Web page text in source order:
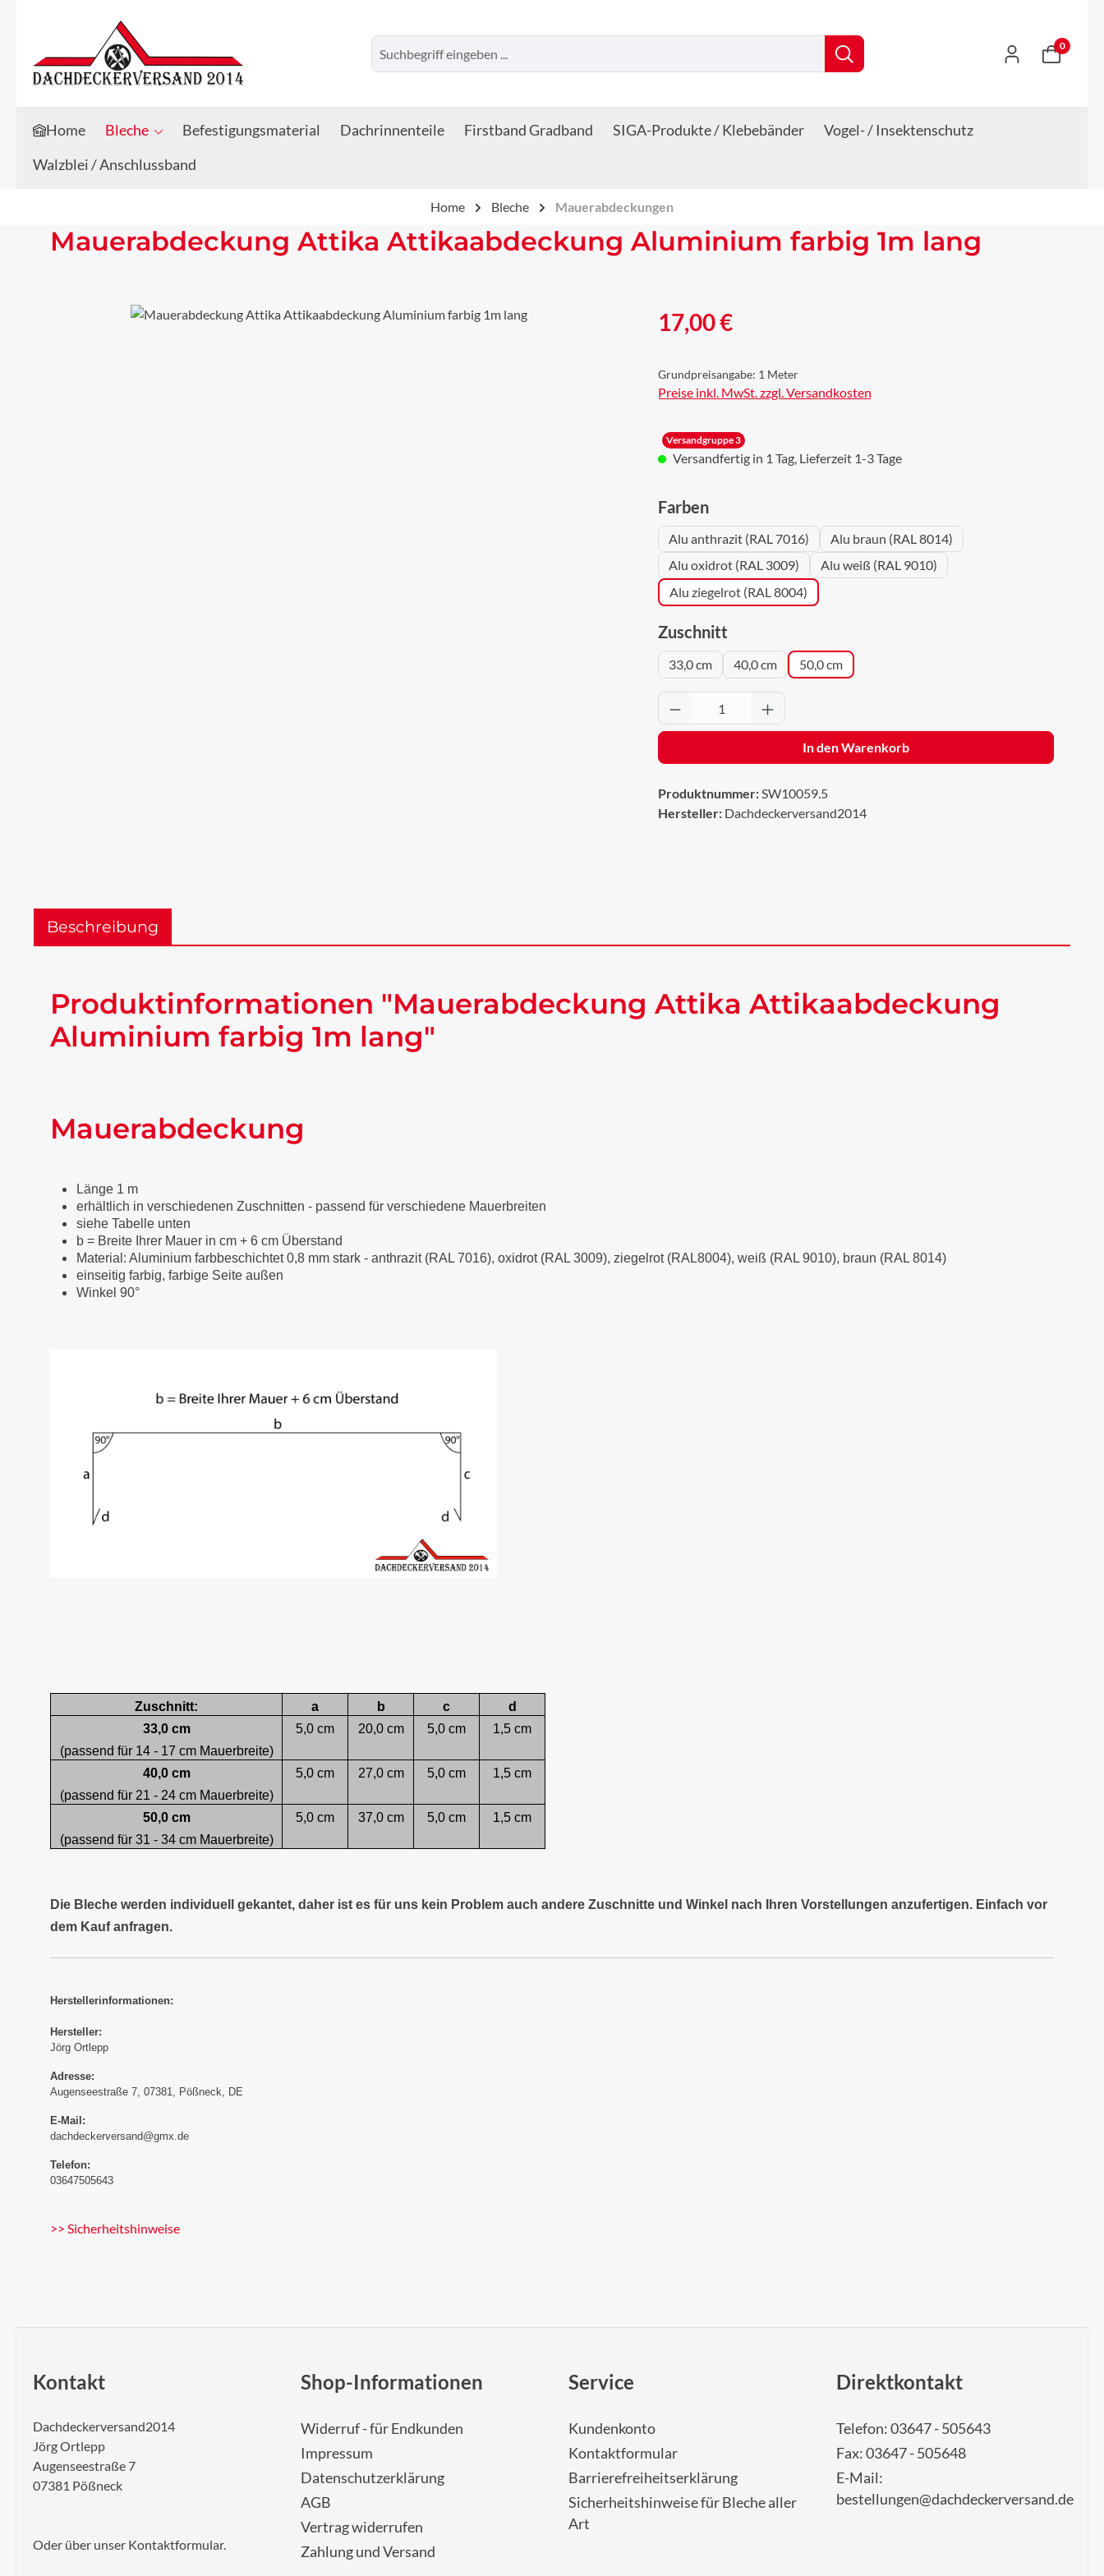
Zum Hauptinhalt springen
Zur Suche springen
0
Home Bleche Befestigungsmaterial Dachrinnenteile Firstband Gradband SIGA-Produkte / Klebebänder
Vogel- / Insektenschutz
Walzblei / Anschlussband
Home Bleche Mauerabdeckungen
Mauerabdeckung Attika Attikaabdeckung Aluminium farbig 1m lang
Bildergalerie überspringen Regulärer Preis:
17,00 €
Grundpreisangabe: 1 Meter
Preise inkl. MwSt. zzgl. Versandkosten
Versandgruppe 3
Versandfertig in 1 Tag, Lieferzeit 1-3 Tage
Farbenauswählen
Alu anthrazit (RAL 7016)
Alu braun (RAL 8014)
Alu oxidrot (RAL 3009)
Alu weiß (RAL 9010)
Alu ziegelrot (RAL 8004)
Zuschnittauswählen
33,0 cm 40,0 cm 50,0 cm
Produkt Anzahl: Gib den gewünschten Wert ein
In den Warenkorb
Produktnummer:SW10059.5
Hersteller: Dachdeckerversand2014
Beschreibung
Produktinformationen "Mauerabdeckung Attika Attikaabdeckung
Aluminium farbig 1m lang"
Mauerabdeckung
Länge 1 m
erhältlich in verschiedenen Zuschnitten - passend für verschiedene Mauerbreiten
siehe Tabelle unten
b = Breite Ihrer Mauer in cm + 6 cm Überstand
Material: Aluminium farbbeschichtet 0,8 mm stark - anthrazit (RAL 7016), oxidrot (RAL 3009), ziegelrot (RAL8004), weiß (RAL 9010), braun (RAL 8014)
einseitig farbig, farbige Seite außen
Winkel 90°
Zuschnitt: a b c
d
33,0 cm
5,0 cm 20,0 cm 5,0 cm
1,5 cm
(passend für 14 - 17 cm Mauerbreite)
40,0 cm
5,0 cm 27,0 cm 5,0 cm
1,5 cm
(passend für 21 - 24 cm Mauerbreite)
50,0 cm
5,0 cm 37,0 cm 5,0 cm
1,5 cm
(passend für 31 - 34 cm Mauerbreite)
Die Bleche werden individuell gekantet, daher ist es für uns kein Problem auch andere Zuschnitte und Winkel nach Ihren Vorstellungen anzufertigen. Einfach vor
dem Kauf anfragen.
Herstellerinformationen:
Hersteller:
Jörg Ortlepp
Adresse:
Augenseestraße 7, 07381, Pößneck, DE
E-Mail:
dachdeckerversand@gmx.de
Telefon:
03647505643
>> Sicherheitshinweise
Kontakt
Dachdeckerversand2014
Jörg Ortlepp
Augenseestraße 7
07381 Pößneck
Oder über unser Kontaktformular.
Shop-Informationen
Widerruf - für Endkunden
Impressum
Datenschutzerklärung
AGB
Vertrag widerrufen
Zahlung und Versand
Service
Kundenkonto
Kontaktformular
Barrierefreiheitserklärung
Sicherheitshinweise für Bleche aller
Art
Direktkontakt
Telefon: 03647 - 505643
Fax: 03647 - 505648
E-Mail:
bestellungen@dachdeckerversand.de